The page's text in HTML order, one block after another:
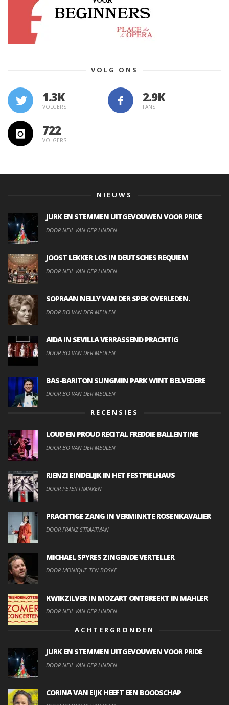
VOLG ONS
1.3K
VOLGERS FANS
722
VOLGERS
NIEUWS
JURK EN STEMMEN UITGEVOUWEN VOOR PRIDE
DOOR NEIL VAN DER LINDEN
JOOST LEKKER LOS IN DEUTSCHES REQUIEM
DOOR NEIL VAN DER LINDEN
SOPRAAN NELLY VAN DER SPEK OVERLEDEN.
DOOR BO VAN DER MEULEN
AIDA IN SEVILLA VERRASSEND PRACHTIG
DOOR BO VAN DER MEULEN
BAS-BARITON SUNGMIN PARK WINT BELVEDERE
DOOR BO VAN DER MEULEN
RECENSIES
LOUD EN PROUD RECITAL FREDDIE BALLENTINE
DOOR BO VAN DER MEULEN
RIENZI EINDELIJK IN HET FESTPIELHAUS
DOOR PETER FRANKEN
PRACHTIGE ZANG IN VERMINKTE ROSENKAVALIER
DOOR FRANZ STRAATMAN
MICHAEL SPYRES ZINGENDE VERTELLER
DOOR MONIQUE TEN BOSKE
KWIKZILVER IN MOZART ONTBREEKT IN MAHLER
DOOR NEIL VAN DER LINDEN
ACHTERGRONDEN
JURK EN STEMMEN UITGEVOUWEN VOOR PRIDE
DOOR NEIL VAN DER LINDEN
CORINA VAN EIJK HEEFT EEN BOODSCHAP